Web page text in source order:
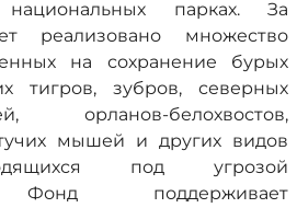
парках. За
реализовано множество
на сохранение бурых
тигров, зубров, северных
орланов-белохвостов,
мышей и других видов
под угрозой
Фонд поддерживает